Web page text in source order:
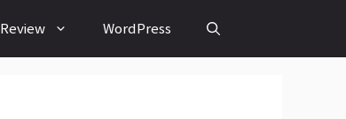
Review WordPress